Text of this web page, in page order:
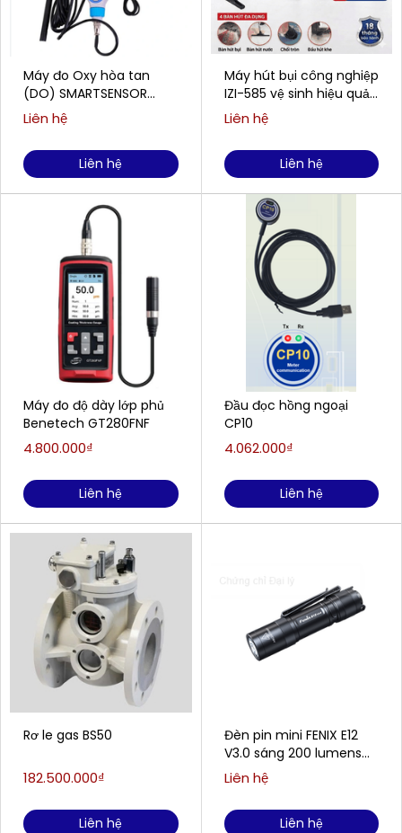
Máy đo Oxy hòa tan
(DO) SMARTSENSOR
AR8210 (0,00 ~ 20,00
Liên hệ
Liên hệ
Máy đo độ dày lớp phủ
Benetech GT280FNF
4.800.000₫
Liên hệ
Rơ le gas BS50
182.500.000₫
Liên hệ
Máy hút bụi công nghiệp
IZI-585 vệ sinh hiệu quả
cho doanh nghiệp
Liên hệ
Liên hệ
Đầu đọc hồng ngoại
CP10
4.062.000₫
Liên hệ
Đèn pin mini FENIX E12
V3.0 sáng 200 lumens
chiếu xa 78m
Liên hệ
Liên hệ